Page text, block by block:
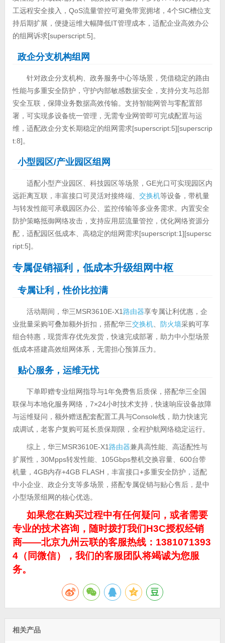
工远程安全接入，QoS流量管控可避免带宽拥堵，4个SIC槽位支
持后期扩展，便捷运维大幅降低IT管理成本，适配企业高效办公
的组网诉求[superscript:5]。
政企分支机构组网
针对政企分支机构、政务服务中心等场景，凭借稳定的路由
性能与多重安全防护，守护内部敏感数据安全，支持分支与总部
安全互联，保障业务数据高效传输。支持智能网管与零配置部
署，可实现多设备统一管理，无需专业网管即可完成配置与运
维，适配政企分支长期稳定的组网需求[superscript:5][superscrip
t:8]。
小型园区/产业园区组网
适配小型产业园区、科技园区等场景，GE光口可实现园区内
远距离互联，丰富接口可灵活对接终端、 交换机等设备，带机量
与转发性能可承载园区办公、监控传输等多业务需求。内置安全
防护策略抵御网络攻击，支持应用层流量管控，优化网络资源分
配，适配园区低成本、高稳定的组网需求[superscript:1][supersc
ript:5]。
专属促销福利，低成本升级组网中枢
专属让利，性价比拉满
活动期间，华三MSR3610E-X1 路由器享专属让利优惠，企
业批量采购可叠加额外折扣，搭配华三交换机、 防火墙采购可享
组合特惠，现货库存优先发货，快速完成部署，助力中小型场景
低成本搭建高效组网体系，无需担心预算压力。
贴心服务，运维无忧
下单即赠专业组网指导与1年免费售后质保，搭配华三全国
联保与本地化服务网络，7×24小时技术支持，快速响应设备故障
与运维疑问，额外赠送配套配置工具与Console线，助力快速完
成调试，老客户复购可延长质保期限，全程护航网络稳定运行。
综上，华三MSR3610E-X1 路由器兼具高性能、高适配性与
扩展性，30Mpps转发性能、105Gbps整机交换容量、600台带
机量，4GB内存+4GB FLASH，丰富接口+多重安全防护，适配
中小企业、政企分支等多场景，搭配专属促销与贴心售后，是中
小型场景组网的核心优选。
如果您在购买过程中有任何疑问，或者需要
专业的技术咨询，随时拨打我们H3C授权经销
商——北京九州云联的客服热线：1381071393
4（同微信），我们的客服团队将竭诚为您服
务。
相关产品